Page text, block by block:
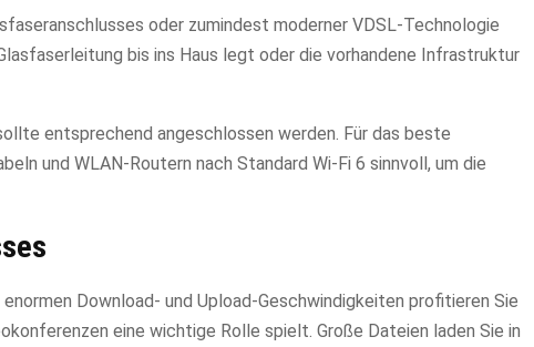
oder zumindest moderner VDSL-Technologie
bis ins Haus legt oder die vorhandene Infrastruktur
entsprechend angeschlossen werden. Für das beste
und WLAN-Routern nach Standard Wi-Fi 6 sinnvoll, um die
Download- und Upload-Geschwindigkeiten profitieren Sie
eine wichtige Rolle spielt. Große Dateien laden Sie in